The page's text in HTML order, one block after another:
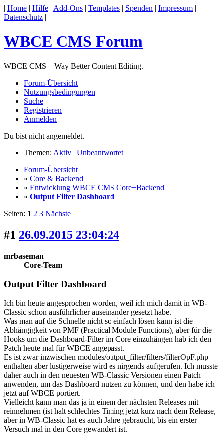
| Home | Hilfe | Add-Ons | Templates | Spenden | Impressum |
Datenschutz |
WBCE CMS Forum
WBCE CMS – Way Better Content Editing.
Forum-Übersicht
Nutzungsbedingungen
Suche
Registrieren
Anmelden
Du bist nicht angemeldet.
Themen: Aktiv | Unbeantwortet
Forum-Übersicht
» Core & Backend
» Entwicklung WBCE CMS Core+Backend
» Output Filter Dashboard
Seiten: 1 2 3 Nächste
#1 26.09.2015 23:04:24
mrbaseman
Core-Team
Output Filter Dashboard
Ich bin heute angesprochen worden, weil ich mich damit in WB-
Classic schon ausführlicher auseinander gesetzt habe.
Was man auf die Schnelle nicht so einfach lösen kann ist die
Abhängigkeit von PMF (Practical Module Functions), aber für die
Hooks um die Dashboard-Filter im Core einzuhängen hab ich den
Patch heute mal für WBCE angepasst.
Es ist zwar inzwischen modules/output_filter/filters/filterOpF.php
enthalten aber lustigerweise wird es nirgends aufgerufen. Ich musste
daher auch in den neuesten WB-Classic Versionen einen Patch
anwenden, um das Dashboard nutzen zu können, und den habe ich
jetzt auf WBCE portiert.
Vielleicht kann man das ja in einem der nächsten Releases mit
reinnehmen (ist halt schlechtes Timing jetzt kurz nach dem Release,
aber in WB-Classic hat es auch Jahre gebraucht, bis ein erster
Versuch mal in den Core gewandert ist.